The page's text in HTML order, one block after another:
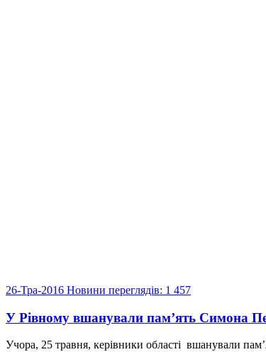
26-Тра-2016 Новини переглядів: 1 457
У Рівному вшанували пам’ять Симона
Учора, 25 травня, керівники області вшанували